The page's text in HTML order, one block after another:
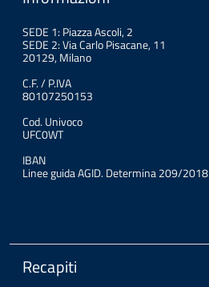
SEDE 1: Piazza Ascoli, 2
SEDE 2: Via Carlo Pisacane, 11
20129, Milano
C.F. / P.IVA
80107250153
Cod. Univoco
UFC0WT
IBAN
Linee guida AGID. Determina 209/2018
Recapiti